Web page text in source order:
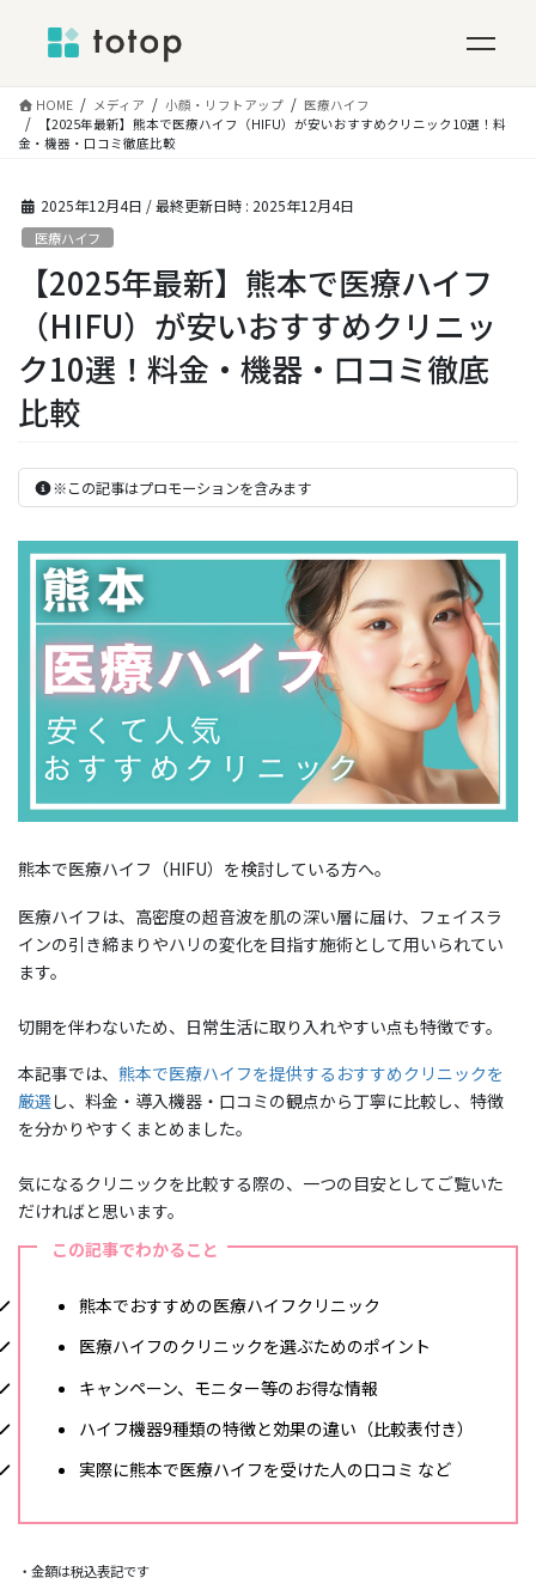
HOME メディア 小顔・リフトアップ
医療ハイフ
【2025年最新】熊本で医療ハイフ（HIFU）が安いおすすめクリニック10選！料
金・機器・口コミ徹底比較
2025年12月4日 / 最終更新日時 : 2025年12月4日
医療ハイフ
【2025年最新】熊本で医療ハイフ
（HIFU）が安いおすすめクリニッ
ク10選！料金・機器・口コミ徹底
比較
※この記事はプロモーションを含みます
熊本で医療ハイフ（HIFU）を検討している方へ。
医療ハイフは、高密度の超音波を肌の深い層に届け、フェイスラ
インの引き締まりやハリの変化を目指す施術として用いられてい
ます。
切開を伴わないため、日常生活に取り入れやすい点も特徴です。
本記事では、 熊本で医療ハイフを提供するおすすめクリニックを
厳選し、料金・導入機器・口コミの観点から丁寧に比較し、特徴
を分かりやすくまとめました。
気になるクリニックを比較する際の、一つの目安としてご覧いた
だければと思います。
この記事でわかること
熊本でおすすめの医療ハイフクリニック
医療ハイフのクリニックを選ぶためのポイント
キャンペーン、モニター等のお得な情報
ハイフ機器9種類の特徴と効果の違い（比較表付き）
実際に熊本で医療ハイフを受けた人の口コミ など
・金額は税込表記です